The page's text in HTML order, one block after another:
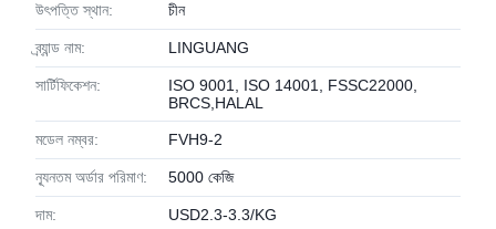
উৎপত্তি স্থান: চীন
ব্র্যান্ড নাম: LINGUANG
সার্টিফিকেশন:
ISO 9001, ISO 14001, FSSC22000,
BRCS,HALAL
মডেল নম্বর: FVH9-2
ন্যূনতম অর্ডার পরিমাণ: 5000 কেজি
দাম: USD2.3-3.3/KG